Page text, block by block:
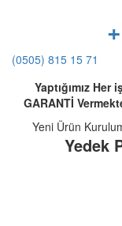
(0505) 815 15 71
Yaptığımız Her
GARANTİ
Yeni Ürün
Yedek